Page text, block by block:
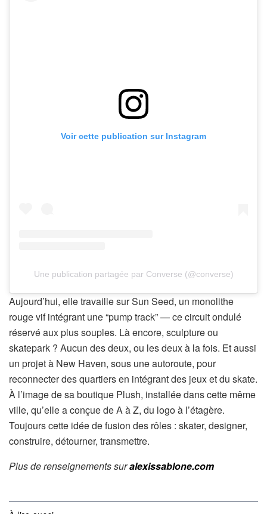
Voir cette publication sur Instagram
Une publication partagée par Converse (@converse)
Aujourd’hui, elle travaille sur Sun Seed, un monolithe
rouge vif intégrant une “pump track” — ce circuit ondulé
réservé aux plus souples. Là encore, sculpture ou
skatepark ? Aucun des deux, ou les deux à la fois. Et aussi
un projet à New Haven, sous une autoroute, pour
reconnecter des quartiers en intégrant des jeux et du skate.
À l’image de sa boutique Plush, installée dans cette même
ville, qu’elle a conçue de A à Z, du logo à l’étagère.
Toujours cette idée de fusion des rôles : skater, designer,
construire, détourner, transmettre.
Plus de renseignements suralexissablone.com